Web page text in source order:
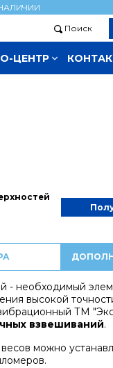
Поиск
ЦЕНТР
- необходимый
высокой
ТМ
взвешиваний.
можно